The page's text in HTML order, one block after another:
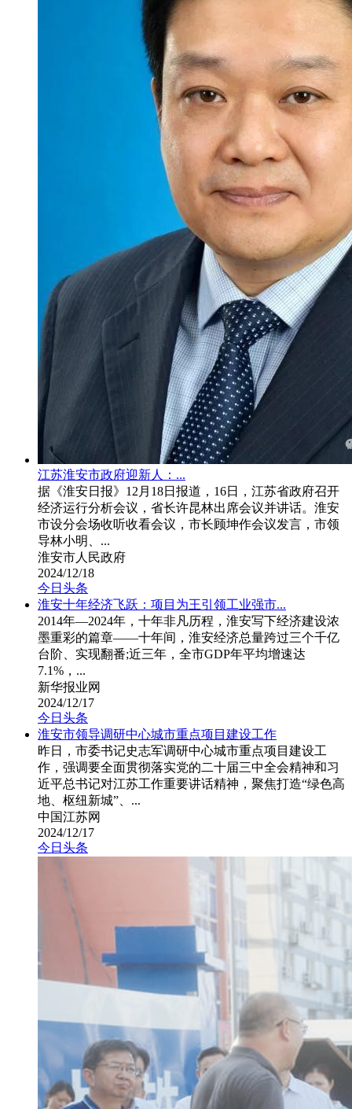
江苏淮安市政府迎新人：...
据《淮安日报》12月18日报道，16日，江苏省政府召开
经济运行分析会议，省长许昆林出席会议并讲话。淮安
市设分会场收听收看会议，市长顾坤作会议发言，市领
导林小明、...
淮安市人民政府
2024/12/18
今日头条
淮安十年经济飞跃：项目为王引领工业强市...
2014年—2024年，十年非凡历程，淮安写下经济建设浓
墨重彩的篇章——十年间，淮安经济总量跨过三个千亿
台阶、实现翻番;近三年，全市GDP年平均增速达
7.1%，...
新华报业网
2024/12/17
今日头条
淮安市领导调研中心城市重点项目建设工作
昨日，市委书记史志军调研中心城市重点项目建设工
作，强调要全面贯彻落实党的二十届三中全会精神和习
近平总书记对江苏工作重要讲话精神，聚焦打造“绿色高
地、枢纽新城”、...
中国江苏网
2024/12/17
今日头条